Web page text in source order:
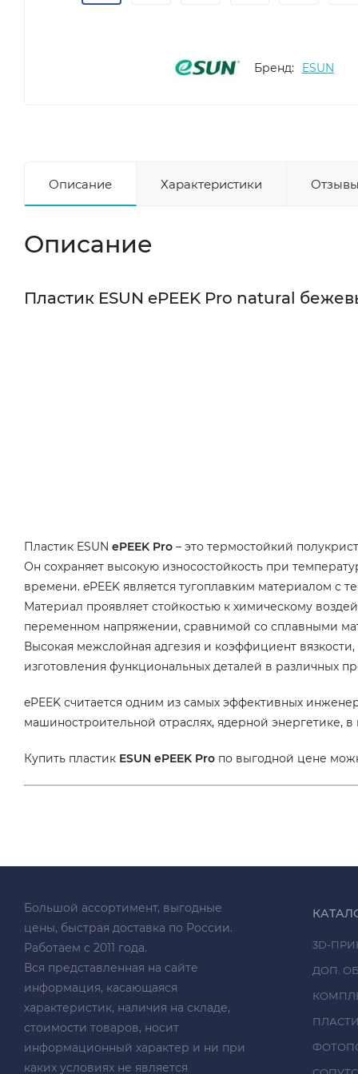
Бренд: ESUN
Описание Характеристики
Описание
Пластик ESUN ePEEK Pro natural
Пластик ESUN ePEEK Pro – это термостойкий
Он сохраняет высокую износостойкость при
времени. ePEEK является тугоплавким материалом с
Материал проявляет стойкостью к химическому
переменном напряжении, сравнимой со сплавными
Высокая межслойная адгезия и коэффициент
изготовления функциональных деталей в различных
ePEEK считается одним из самых эффективных
машиностроительной отраслях, ядерной энергетике,
Купить пластик ESUN ePEEK Pro по выгодной цене
Большой ассортимент, выгодные
цены, быстрая доставка по России.
Работаем с 2011 года.
Вся представленная на сайте
информация, касающаяся
характеристик, наличия на складе,
стоимости товаров, носит
информационный характер и ни при
каких условиях не является
3D-
ДОП.